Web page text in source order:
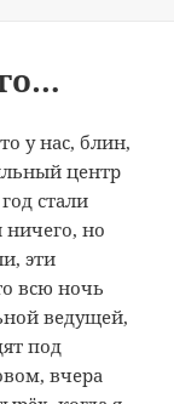
у нас, блин,
центр
стали
ничего, но
эти
всю ночь
ведущей,
под
вчера